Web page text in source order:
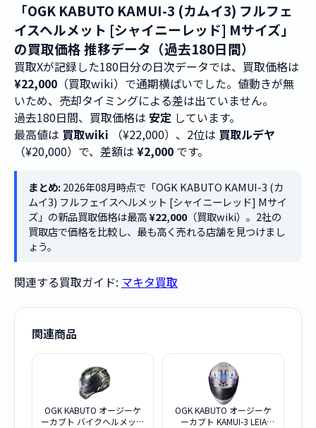
「OGK KABUTO KAMUI-3 (カムイ3) フルフェ
イスヘルメット [シャイニーレッド] Mサイズ」
の買取価格 推移データ（過去180日間）
買取Xが記録した180日分の日次データでは、買取価格は
¥22,000 （買取wiki）で通期横ばいでした。値動きが無
いため、売却タイミングによる差は出ていません。
過去180日間、買取価格は 安定 しています。
最高値は 買取wiki （¥22,000）、2位は 買取ルデヤ
（¥20,000）で、差額は ¥2,000 です。
まとめ:2026年08月時点で「OGK KABUTO KAMUI-3 (カ
ムイ3) フルフェイスヘルメット [シャイニーレッド] Mサイ
ズ」の新品買取価格は最高¥22,000（買取wiki）。2社の
買取店で価格を比較し、最も高く売れる店舗を見つけまし
ょう。
関連する買取ガイド: マキタ買取
関連商品
OGK KABUTO オージーケ
ーカブト バイクヘルメット
OGK KABUTO オージーケ
ーカブト KAMUI-3 LEIA